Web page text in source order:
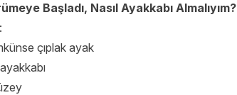
Başladı, Nasıl Ayakkabı Almalıyım?
çıplak ayak